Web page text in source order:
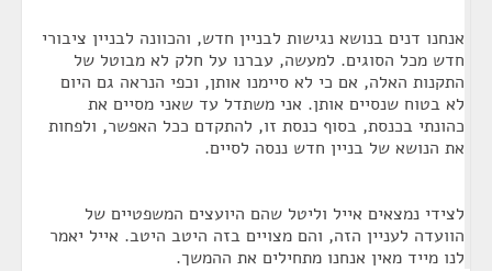
אנחנו דנים בנושא נגישות לבניין חדש, והכוונה לבניין ציבורי
חדש מכל הסוגים. למעשה, עברנו על חלק לא מבוטל של
התקנות האלה, אם כי לא סיימנו אותן, וכפי הנראה גם היום
לא בטוח שנסיים אותן. אני משתדל עד שאני מסיים את
כהונתי בכנסת, בסוף כנסת זו, להתקדם ככל האפשר, ולפחות
את הנושא של בניין חדש ננסה לסיים.
לצידי נמצאים אייל וליטל שהם היועצים המשפטיים של
הוועדה לעניין הזה, והם מצויים בזה היטב היטב. אייל יאמר
לנו מייד מאין אנחנו מתחילים את ההמשך.